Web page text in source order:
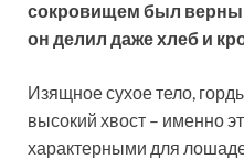
сокровищем был
он делил даже хлеб и
Изящное сухое тело,
высокий хвост – именно
характерными для